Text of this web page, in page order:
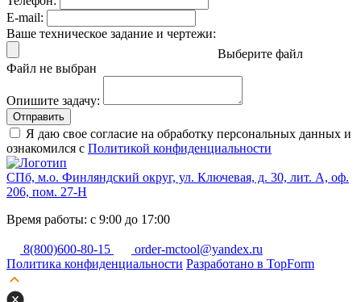
E-mail:
Ваше техническое задание и чертежи:
Выберите файл
Файл не выбран
Опишите задачу:
Отправить
Я даю свое согласие на обработку персональных данных и
ознакомился с Политикой конфиденциальности
СПб, м.о. Финляндский округ, ул. Ключевая, д. 30, лит. А, оф.
206, пом. 27-Н
Время работы: с 9:00 до 17:00
8(800)600-80-15
order-mctool@yandex.ru
Политика конфиденциальности Разработано в TopForm